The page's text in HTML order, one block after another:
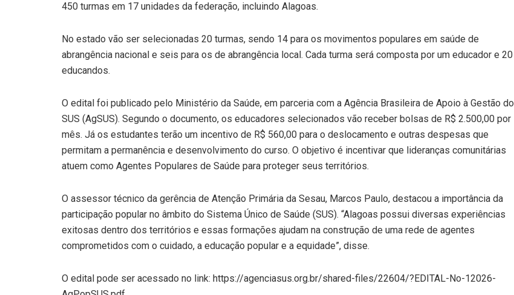
450 turmas em 17 unidades da federação, incluindo Alagoas.
No estado vão ser selecionadas 20 turmas, sendo 14 para os movimentos populares em saúde de
abrangência nacional e seis para os de abrangência local. Cada turma será composta por um educador e 20
educandos.
O edital foi publicado pelo Ministério da Saúde, em parceria com a Agência Brasileira de Apoio à Gestão do
SUS (AgSUS). Segundo o documento, os educadores selecionados vão receber bolsas de R$ 2.500,00 por
mês. Já os estudantes terão um incentivo de R$ 560,00 para o deslocamento e outras despesas que
permitam a permanência e desenvolvimento do curso. O objetivo é incentivar que lideranças comunitárias
atuem como Agentes Populares de Saúde para proteger seus territórios.
O assessor técnico da gerência de Atenção Primária da Sesau, Marcos Paulo, destacou a importância da
participação popular no âmbito do Sistema Único de Saúde (SUS). “Alagoas possui diversas experiências
exitosas dentro dos territórios e essas formações ajudam na construção de uma rede de agentes
comprometidos com o cuidado, a educação popular e a equidade”, disse.
O edital pode ser acessado no link: https://agenciasus.org.br/shared-files/22604/?EDITAL-No-12026-